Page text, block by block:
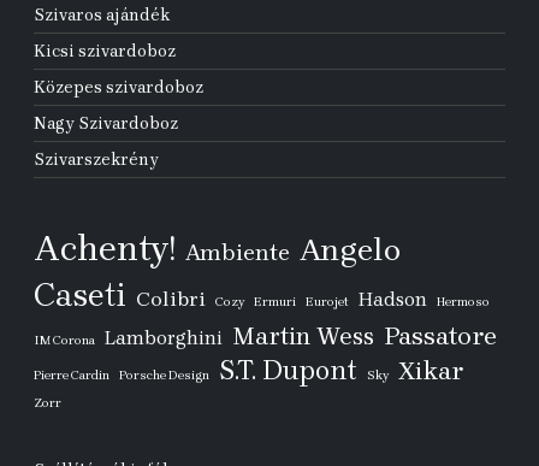
Szivaros ajándék
Kicsi szivardoboz
Közepes szivardoboz
Nagy Szivardoboz
Szivarszekrény
Achenty! Ambiente Angelo
Caseti Colibri Cozy Ermuri Eurojet Hadson Hermoso
IM Corona Lamborghini Martin Wess Passatore
Pierre Cardin Porsche Design S.T. Dupont Sky Xikar
Zorr